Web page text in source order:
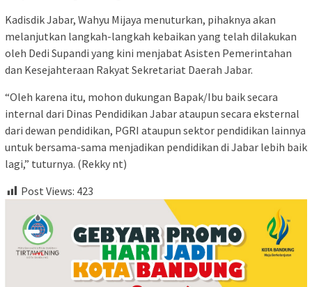
Kadisdik Jabar, Wahyu Mijaya menuturkan, pihaknya akan
melanjutkan langkah-langkah kebaikan yang telah dilakukan
oleh Dedi Supandi yang kini menjabat Asisten Pemerintahan
dan Kesejahteraan Rakyat Sekretariat Daerah Jabar.
“Oleh karena itu, mohon dukungan Bapak/Ibu baik secara
internal dari Dinas Pendidikan Jabar ataupun secara eksternal
dari dewan pendidikan, PGRI ataupun sektor pendidikan lainnya
untuk bersama-sama menjadikan pendidikan di Jabar lebih baik
lagi,” tuturnya. (Rekky nt)
Post Views: 423